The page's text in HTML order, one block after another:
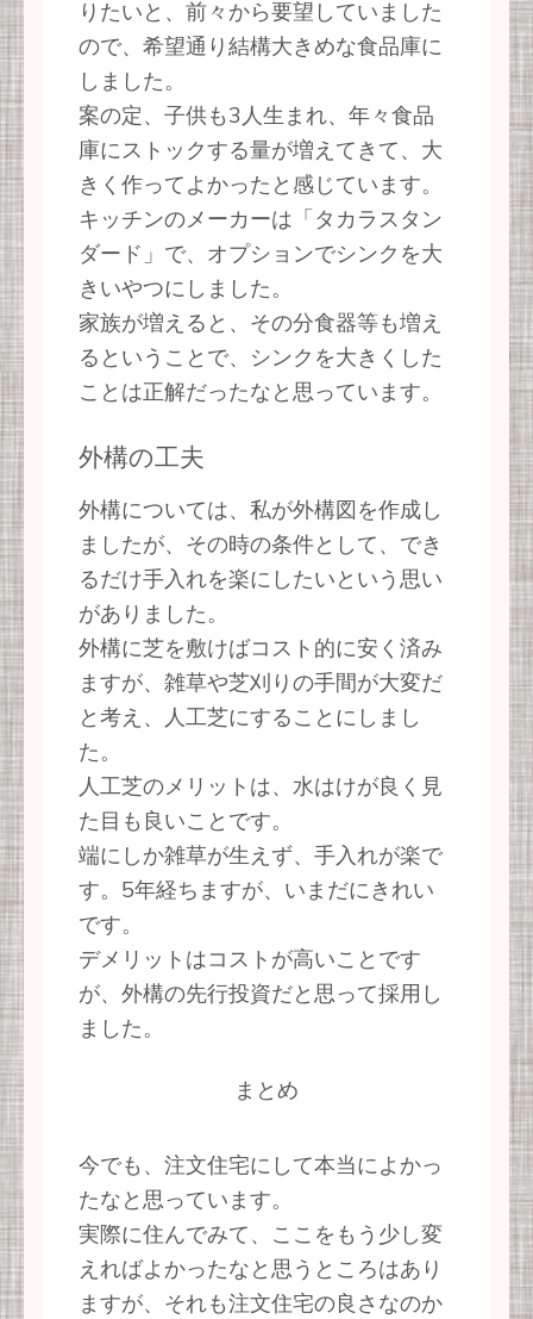
りたいと、前々から要望していました
ので、希望通り結構大きめな食品庫に
しました。
案の定、子供も3人生まれ、年々食品
庫にストックする量が増えてきて、大
きく作ってよかったと感じています。
キッチンのメーカーは「タカラスタン
ダード」で、オプションでシンクを大
きいやつにしました。
家族が増えると、その分食器等も増え
るということで、シンクを大きくした
ことは正解だったなと思っています。
外構の工夫
外構については、私が外構図を作成し
ましたが、その時の条件として、でき
るだけ手入れを楽にしたいという思い
がありました。
外構に芝を敷けばコスト的に安く済み
ますが、雑草や芝刈りの手間が大変だ
と考え、人工芝にすることにしまし
た。
人工芝のメリットは、水はけが良く見
た目も良いことです。
端にしか雑草が生えず、手入れが楽で
す。5年経ちますが、いまだにきれい
です。
デメリットはコストが高いことです
が、外構の先行投資だと思って採用し
ました。
まとめ
今でも、注文住宅にして本当によかっ
たなと思っています。
実際に住んでみて、ここをもう少し変
えればよかったなと思うところはあり
ますが、それも注文住宅の良さなのか